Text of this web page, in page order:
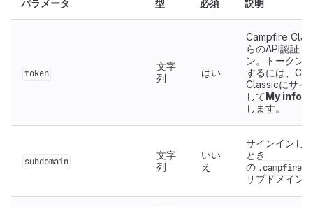
パラメータ 型 必須 説明
token
文字
列
はい
Campfire
らのAPI認証ト
ン。トークン
するには、
Classicにサイ
してMy info
します。
subdomain
文字
列
いい
え
サインインし
とき
の
サブドメイン